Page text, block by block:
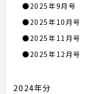
●2025年9月号
●2025年10月号
●2025年11月号
●2025年12月号
2024年分